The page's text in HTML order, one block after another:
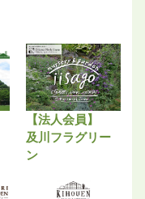
【法人会員】
及川フラグリー
ン